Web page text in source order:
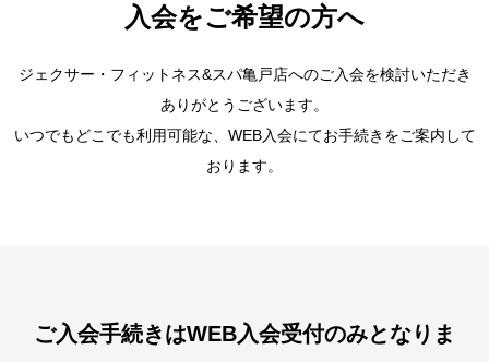
入会をご希望の方へ
ジェクサー・フィットネス&スパ亀戸店へのご入会を検討いただき
ありがとうございます。
いつでもどこでも利用可能な、WEB入会にてお手続きをご案内して
おります。
ご入会手続きはWEB入会受付のみとなりま